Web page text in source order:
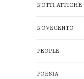
NOTTI ATTICHE
NOVECENTO
PEOPLE
POESIA